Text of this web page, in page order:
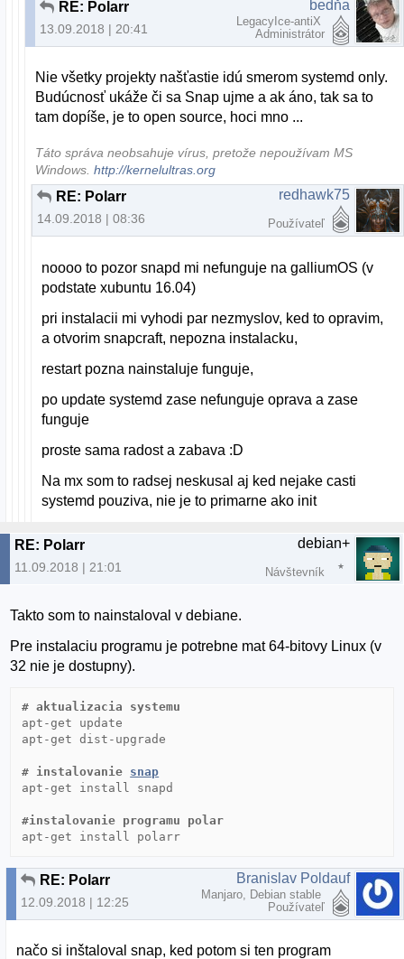
RE: Polarr
13.09.2018 | 20:41
bedňa
LegacyIce-antiX
Administrátor
Nie všetky projekty našťastie idú smerom systemd only.
Budúcnosť ukáže či sa Snap ujme a ak áno, tak sa to
tam dopíše, je to open source, hoci mno ...
Táto správa neobsahuje vírus, pretože nepoužívam MS
Windows.http://kernelultras.org
RE: Polarr
14.09.2018 | 08:36
redhawk75
Používateľ
noooo to pozor snapd mi nefunguje na galliumOS (v
podstate xubuntu 16.04)
pri instalacii mi vyhodi par nezmyslov, ked to opravim,
a otvorim snapcraft, nepozna instalacku,
restart pozna nainstaluje funguje,
po update systemd zase nefunguje oprava a zase
funguje
proste sama radost a zabava :D
Na mx som to radsej neskusal aj ked nejake casti
systemd pouziva, nie je to primarne ako init
RE: Polarr
11.09.2018 | 21:01
debian+
Návštevník
Takto som to nainstaloval v debiane.
Pre instalaciu programu je potrebne mat 64-bitovy Linux (v
32 nie je dostupny).
# aktualizacia systemu
apt-get update
apt-get dist-upgrade
# instalovanie snap
apt-get install snapd
#instalovanie programu polar
RE: Polarr
12.09.2018 | 12:25
Branislav Poldauf
Manjaro, Debian stable
Používateľ
načo si inštaloval snap, ked potom si ten program